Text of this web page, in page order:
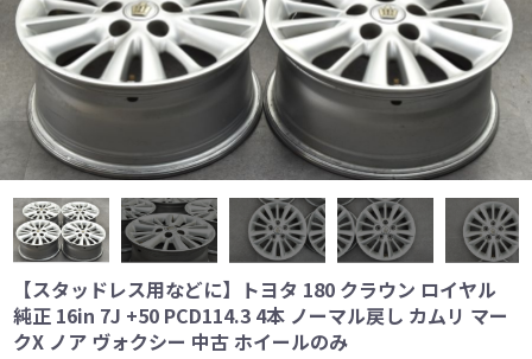
【スタッドレス用などに】トヨタ 180 クラウン ロイヤル
純正 16in 7J +50 PCD114.3 4本 ノーマル戻し カムリ マー
クX ノア ヴォクシー 中古 ホイールのみ